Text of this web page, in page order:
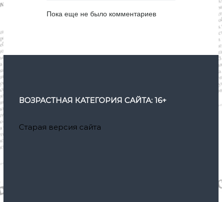
Пока еще не было комментариев
ВОЗРАСТНАЯ КАТЕГОРИЯ САЙТА: 16+
Старая версия сайта